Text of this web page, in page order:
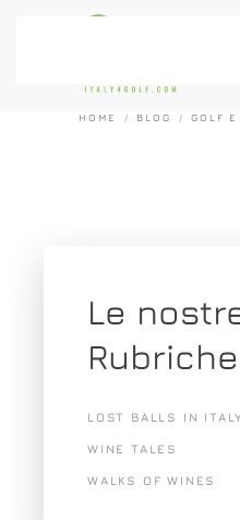
HOME BLOG GOLF
Le
Rubriche
LOST BALLS IN
WINE TALES
WALKS OF WINES